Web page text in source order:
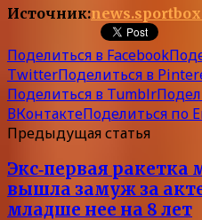
Источник:
Поделиться в Facebook
TwitterПоделиться в
Поделиться в Tumblr
ВКонтактеПоделиться по
Предыдущая статья
Экс‑первая
вышла замуж за
младше нее на 8 лет